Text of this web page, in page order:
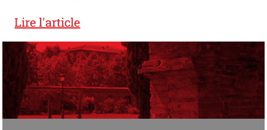
Lire l'article